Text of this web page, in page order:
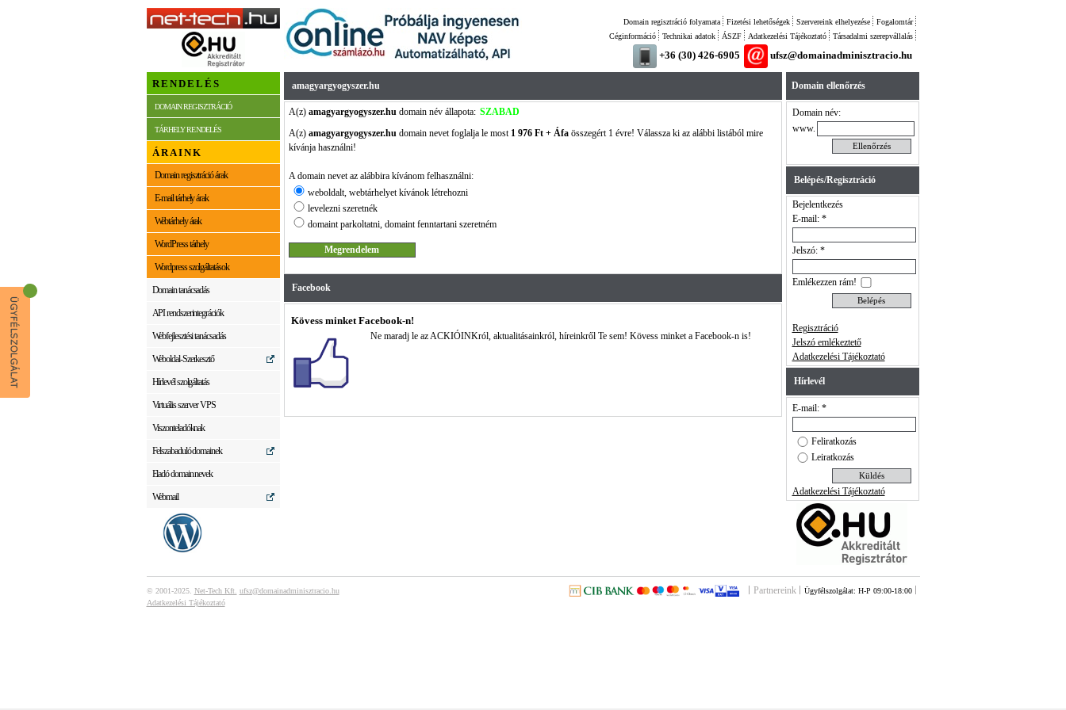
Fogalomtár
Szervereink elhelyezése
Fizetési lehetőségek
Domain regisztráció folyamata
Társadalmi szerepvállalás
Adatkezelési Tájékoztató
ÁSZF
Technikai adatok
Céginformáció
+36 (30) 426-6905 ufsz@domainadminisztracio.hu
RENDELÉS
DOMAIN REGISZTRÁCIÓ
TÁRHELY RENDELÉS
ÁRAINK
Domain regisztráció árak
E-mail tárhely árak
Webtárhely árak
WordPress tárhely
Wordpress szolgáltatások
Domain tanácsadás
API rendszerintegrációk
Webfejlesztési tanácsadás
Weboldal-Szerkesztő
Hírlevél szolgáltatás
Virtuális szerver VPS
Viszonteladóknak
Felszabaduló domainek
Eladó domain nevek
Webmail
amagyargyogyszer.hu
A(z) amagyargyogyszer.hudomain név állapota: SZABAD
A(z) amagyargyogyszer.hudomain nevet foglalja le most 1 976 Ft + Áfaösszegért 1 évre! Válassza ki az alábbi listából mire
kívánja használni!
A domain nevet az alábbira kívánom felhasználni:
weboldalt, webtárhelyet kívánok létrehozni
levelezni szeretnék
domaint parkoltatni, domaint fenntartani szeretném
Facebook
Kövess minket Facebook-n!
Ne maradj le az ACKIÓINKról, aktualitásainkról, híreinkről Te sem! Kövess minket a Facebook-n is!
Domain ellenőrzés
Domain név:
www.
Belépés/Regisztráció
Bejelentkezés
E-mail: *
Jelszó: *
Emlékezzen rám!
Regisztráció
Jelszó emlékeztető
Adatkezelési Tájékoztató
Hírlevél
E-mail: *
Feliratkozás
Leiratkozás
Adatkezelési Tájékoztató
© 2001-2025. Net-Tech Kft. ufsz@domainadminisztracio.hu
Adatkezelési Tájékoztató
Partnereink Ügyfélszolgálat: H-P 09:00-18:00